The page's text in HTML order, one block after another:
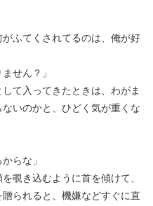
がふてくされてるのは、俺が好
せん？」
て入ってきたときは、わがま
いのかと、ひどく気が重くな
らな」
覗き込むように首を傾けて、
られると、機嫌などすぐに直